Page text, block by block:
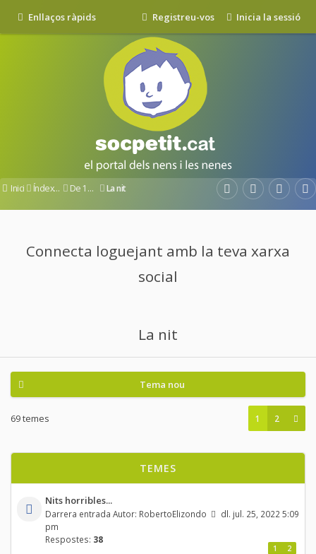
Enllaços ràpids Inicia la sessió
Registreu-vos
Inici Índex del fòrum De 12 a 36 mesos La nit
Connecta loguejant amb la teva xarxa
social
La nit
Tema nou
69 temes 1 2
TEMES
Nits horribles...
Darrera entrada Autor: RobertoElizondo
dl. jul. 25, 2022 5:09
pm
Respostes: 38
1 2